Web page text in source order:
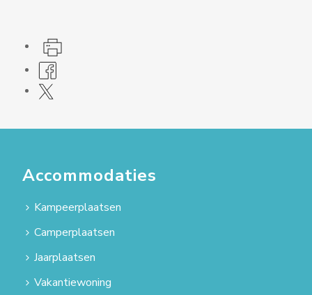
Accommodaties
Kampeerplaatsen
Camperplaatsen
Jaarplaatsen
Vakantiewoning